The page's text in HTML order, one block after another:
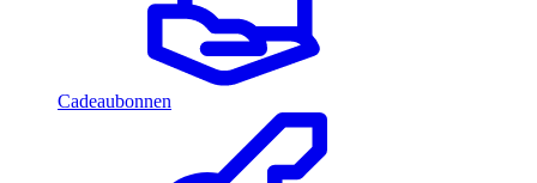
Cadeaubonnen